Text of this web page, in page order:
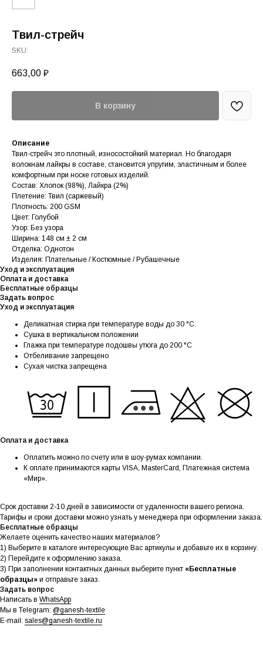
Твил-стрейч
SKU:
663,00 ₽
В корзину
Описание
Твил-стрейч это плотный, износостойкий материал. Но благодаря
волокнам лайкры в составе, становится упругим, эластичным и более
комфортным при носке готовых изделий.
Состав: Хлопок (98%), Лайкра (2%)
Плетение: Твил (саржевый)
Плотность: 200 GSM
Цвет: Голубой
Узор: Без узора
Ширина: 148 см ± 2 см
Отделка: Однотон
Изделия: Плательные / Костюмные / Рубашечные
Уход и эксплуатация
Оплата и доставка
Бесплатные образцы
Задать вопрос
Уход и эксплуатация
Деликатная стирка при температуре воды до 30 °C.
Сушка в вертикальном положении
Глажка при температуре подошвы утюга до 200 °C
Отбеливание запрещено
Сухая чистка запрещена
Оплата и доставка
Оплатить можно по счету или в шоу-румах компании.
К оплате принимаются карты VISA, MasterCard, Платежная система
«Мир».
Срок доставки 2-10 дней в зависимости от удаленности вашего региона.
Тарифы и сроки доставки можно узнать у менеджера при оформлении заказа.
Бесплатные образцы
Желаете оценить качество наших материалов?
1) Выберите в каталоге интересующие Вас артикулы и добавьте их в корзину.
2) Перейдите к оформлению заказа.
3) При заполнении контактных данных выберите пункт «Бесплатные
образцы» и отправьте заказ.
Задать вопрос
Написать в WhatsApp
Мы в Telegram: @ganesh-textile
E-mail: sales@ganesh-textile.ru